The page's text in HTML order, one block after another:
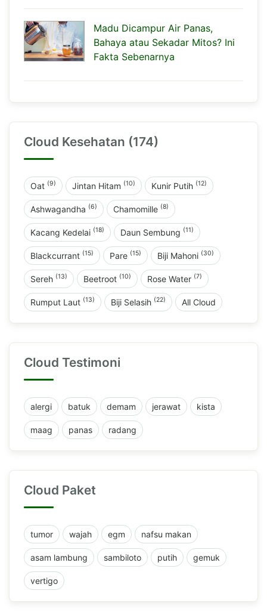
Madu Dicampur Air Panas,
Bahaya atau Sekadar Mitos? Ini
Fakta Sebenarnya
Cloud Kesehatan (174)
Oat (9) Jintan Hitam (10) Kunir Putih (12)
Ashwagandha (6) Chamomille (8)
Kacang Kedelai (18) Daun Sembung (11)
Blackcurrant (15) Pare (15) Biji Mahoni (30)
Sereh (13) Beetroot (10) Rose Water (7)
Rumput Laut (13) Biji Selasih (22) All Cloud
Cloud Testimoni
alergi batuk demam jerawat kista
maag panas radang
Cloud Paket
tumor wajah egm nafsu makan
asam lambung sambiloto putih gemuk
vertigo